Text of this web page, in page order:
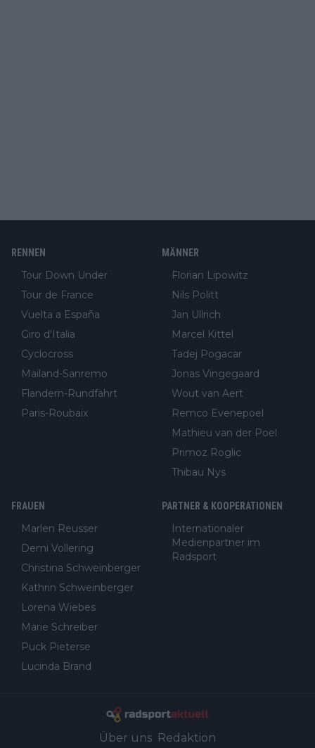
RENNEN
Tour Down Under
Tour de France
Vuelta a España
Giro d'Italia
Cyclocross
Mailand-Sanremo
Flandern-Rundfahrt
Paris-Roubaix
MÄNNER
Florian Lipowitz
Nils Politt
Jan Ullrich
Marcel Kittel
Tadej Pogacar
Jonas Vingegaard
Wout van Aert
Remco Evenepoel
Mathieu van der Poel
Primoz Roglic
Thibau Nys
FRAUEN
Marlen Reusser
Demi Vollering
Christina Schweinberger
Kathrin Schweinberger
Lorena Wiebes
Marie Schreiber
Puck Pieterse
Lucinda Brand
PARTNER & KOOPERATIONEN
Internationaler
Medienpartner im
Radsport
Über uns Redaktion